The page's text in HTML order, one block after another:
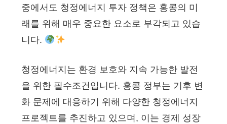
중에서도 청정에너지 투자 정책은 홍콩의 미
래를 위해 매우 중요한 요소로 부각되고 있습
니다.
청정에너지는 환경 보호와 지속 가능한 발전
을 위한 필수조건입니다. 홍콩 정부는 기후 변
화 문제에 대응하기 위해 다양한 청정에너지
프로젝트를 추진하고 있으며, 이는 경제 성장